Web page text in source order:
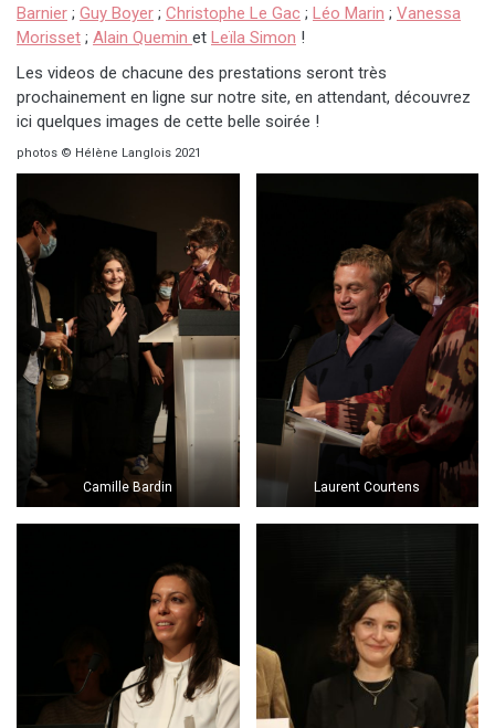
Barnier ; Guy Boyer ; Christophe Le Gac ; Léo Marin ; Vanessa
Morisset ; Alain Quemin et Leïla Simon !
Les videos de chacune des prestations seront très
prochainement en ligne sur notre site, en attendant, découvrez
ici quelques images de cette belle soirée !
photos © Hélène Langlois 2021
Camille Bardin Laurent Courtens